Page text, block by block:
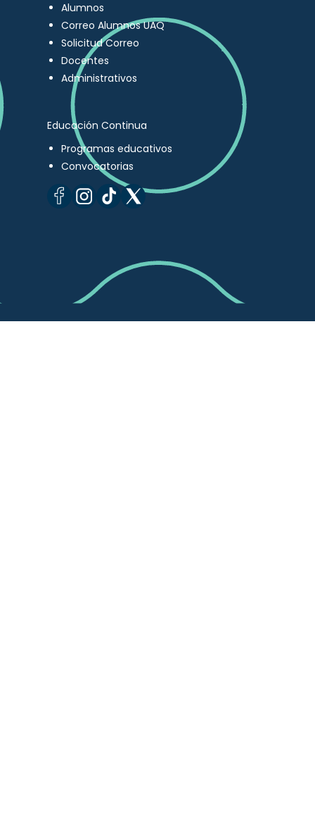
Alumnos
Correo Alumnos UAQ
Solicitud Correo
Docentes
Administrativos
Educación Continua
Programas educativos
Convocatorias